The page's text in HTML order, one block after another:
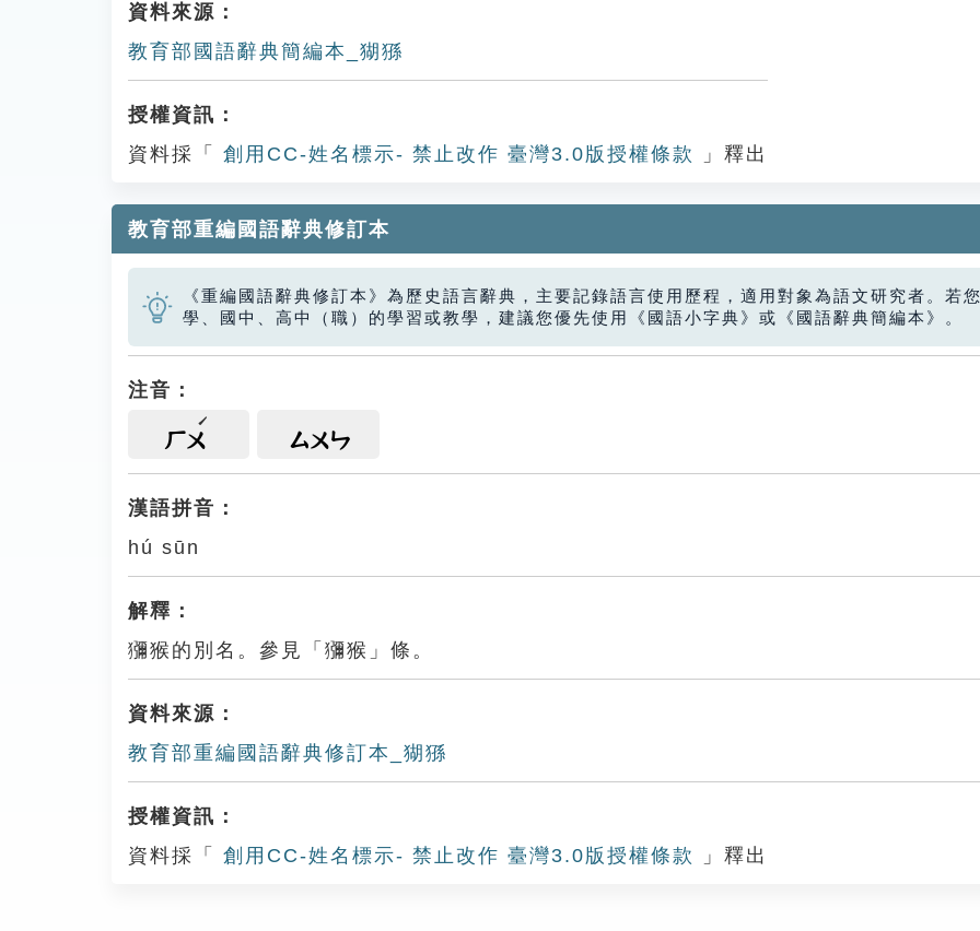
資料來源：
教育部國語辭典簡編本_猢猻
授權資訊：
資料採「
創用CC-姓名標示- 禁止改作 臺灣3.0版授權條款 」釋出
教育部重編國語辭典修訂本
《重編國語辭典修訂本》為歷史語言辭典，主要記錄語言使用歷程，適用對象為語文研究者。若
學、國中、高中（職）的學習或教學，建議您優先使用《國語小字典》或《國語辭典簡編本》。
注音：
ㄏㄨ ㄙㄨㄣ
漢語拼音：
hú sūn
解釋：
獼猴的別名。參見「獼猴」條。
資料來源：
教育部重編國語辭典修訂本_猢猻
授權資訊：
資料採「
創用CC-姓名標示- 禁止改作 臺灣3.0版授權條款 」釋出